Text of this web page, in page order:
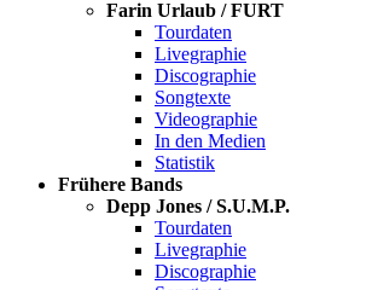
Farin Urlaub / FURT
Tourdaten
Livegraphie
Discographie
Songtexte
Videographie
In den Medien
Statistik
Frühere Bands
Depp Jones / S.U.M.P.
Tourdaten
Livegraphie
Discographie